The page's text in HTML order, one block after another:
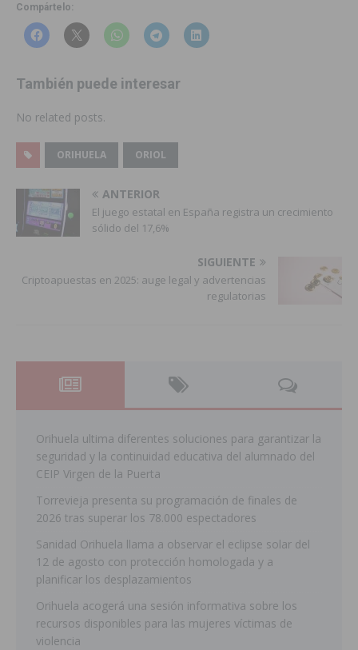
Compártelo:
También puede interesar
No related posts.
ORIHUELA ORIOL
ANTERIOR
El juego estatal en España registra un crecimiento
sólido del 17,6%
SIGUIENTE
Criptoapuestas en 2025: auge legal y advertencias
regulatorias
Orihuela ultima diferentes soluciones para garantizar la
seguridad y la continuidad educativa del alumnado del
CEIP Virgen de la Puerta
Torrevieja presenta su programación de finales de
2026 tras superar los 78.000 espectadores
Sanidad Orihuela llama a observar el eclipse solar del
12 de agosto con protección homologada y a
planificar los desplazamientos
Orihuela acogerá una sesión informativa sobre los
recursos disponibles para las mujeres víctimas de
violencia